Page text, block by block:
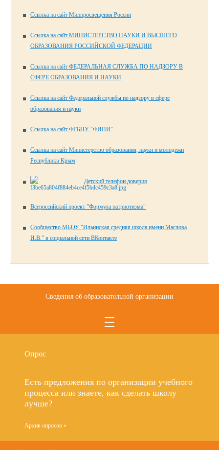
Ссылка на сайт Минпросвещения России
Ссылка на сайт МИНИСТЕРСТВО НАУКИ И ВЫСШЕГО
ОБРАЗОВАНИЯ РОССИЙСКОЙ ФЕДЕРАЦИИ
Ссылка на сайт ФЕДЕРАЛЬНАЯ СЛУЖБА ПО НАДЗОРУ В
СФЕРЕ ОБРАЗОВАНИЯ И НАУКИ
Ссылка на сайт Федеральной службы по надзору в сфере
образования и науки
Ссылка на сайт ФГБНУ "ФИПИ"
Ссылка на сайт Министерство образования, науки и молодежи
Республики Крым
Детский телефон доверия
Всероссийский проект "Формула патриотизма"
Сообщество МБОУ "Ильинская средняя школа имени Маслова
И.В." в социальной сети ВКонтакте
Сведения об образовательной организации
Опрос
Есть предложения по организации учебного
процесса или знаете, как сделать школу
лучше?
Архив опросов »